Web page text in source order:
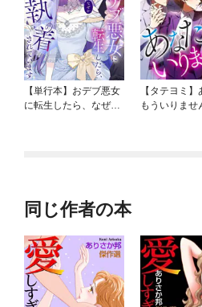
【単行本】おデブ悪女
に転生したら、なぜか
【タテヨミ
もういりませ
同じ作者の本